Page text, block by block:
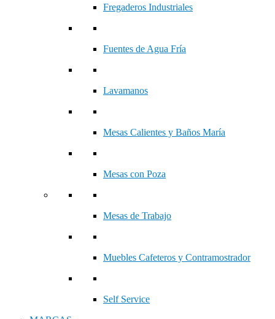
Fregaderos Industriales
Fuentes de Agua Fría
Lavamanos
Mesas Calientes y Baños María
Mesas con Poza
Mesas de Trabajo
Muebles Cafeteros y Contramostrador
Self Service